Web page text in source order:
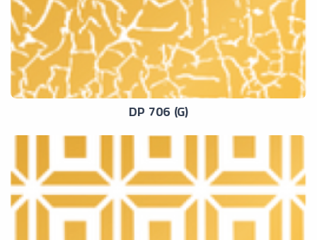
DP 706 (G)